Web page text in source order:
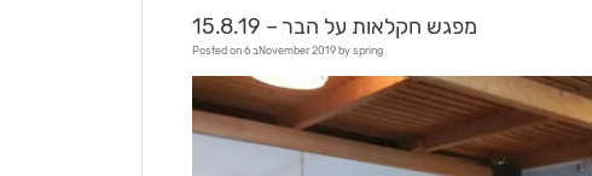
15.8.19 – מפגש חקלאות על הבר
Posted on 6 בNovember 2019byspring